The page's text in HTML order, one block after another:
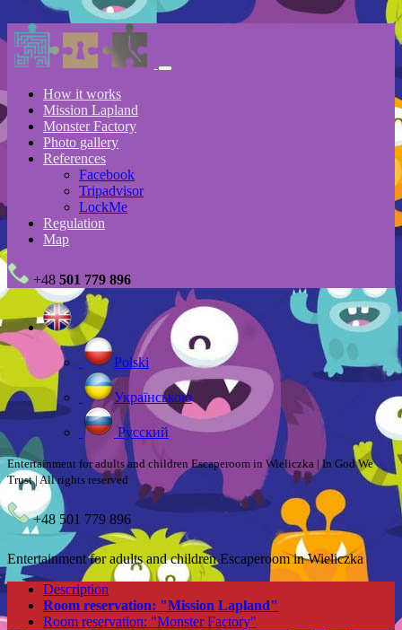
How it works
Mission Lapland
Monster Factory
Photo gallery
References
Facebook
Tripadvisor
LockMe
Regulation
Map
+48 501 779 896
Polski
Українською
Русский
Entertainment for adults and children Escaperoom in Wieliczka | In God We
Trust | All rights reserved
+48 501 779 896
Entertainment for adults and children Escaperoom in Wieliczka
Description
Room reservation: "Mission Lapland"
Room reservation: "Monster Factory"